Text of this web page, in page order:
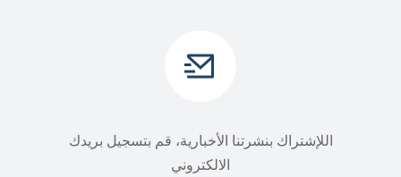
اللإشتراك بنشرتنا الأخبارية، قم بتسجيل بريدك
الالكتروني